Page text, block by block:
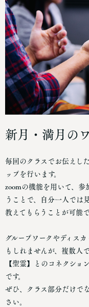
新月・満月の
毎回のクラスでお伝えし
ップを行います。
zoomの機能を用いて、参
うことで、自分一人では
教えてもらうことが可能で
グループワークやディス
もしれませんが、複数人
【聖霊】とのコネクショ
です。
ぜひ、クラス部分だけで
さい。